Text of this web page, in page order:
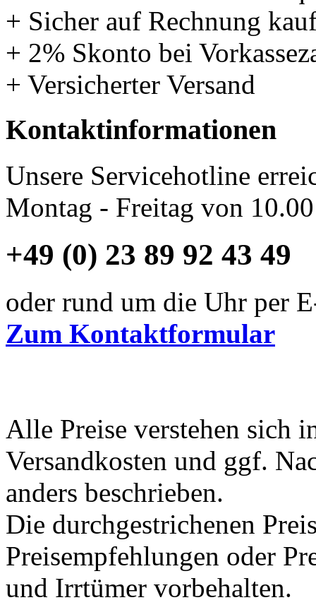
+ Sicher auf Rechnung
+ 2% Skonto bei
+ Versicherter Versand
Kontaktinformationen
Unsere Servicehotline
Montag - Freitag von
+49 (0) 23 89 92 43 49
oder rund um die Uhr per
Zum Kontaktformular
Alle Preise verstehen sich
Versandkosten und ggf.
anders beschrieben.
Die durchgestrichenen
Preisempfehlungen oder
und Irrtümer vorbehalten.